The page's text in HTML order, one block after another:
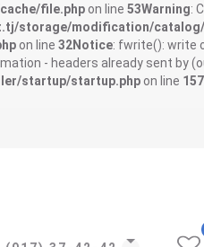
file.php on line 53Warning:
storage/modification/
on line 32Notice: fwrite(): write
- headers already sent by
startup/startup.php on line 157